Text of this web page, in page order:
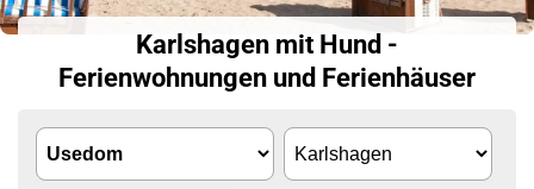
Karlshagen mit Hund -
Ferienwohnungen und Ferienhäuser